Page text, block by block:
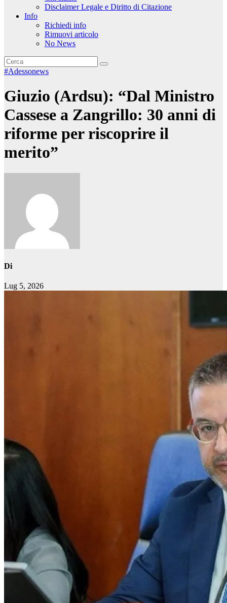
Disclaimer Legale e Diritto di Citazione
Info
Richiedi info
Rimuovi articolo
No News
#Adessonews
Giuzio (Ardsu): “Dal Ministro
Cassese a Zangrillo: 30 anni di
riforme per riscoprire il
merito”
Di
Lug 5, 2026